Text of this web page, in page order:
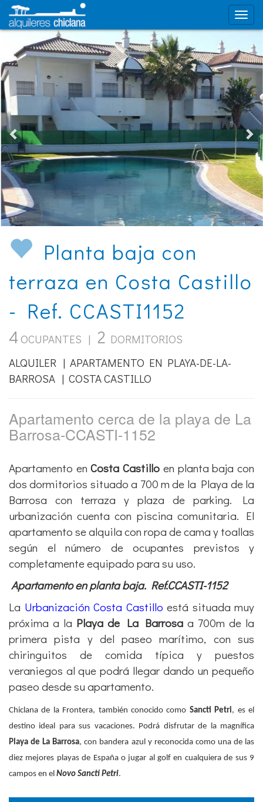
Planta baja con
terraza en Costa Castillo
- Ref. CCASTI1152
4 OCUPANTES | 2 DORMITORIOS
ALQUILER | APARTAMENTO EN PLAYA-DE-LA-
BARROSA | COSTA CASTILLO
Apartamento cerca de la playa de La
Barrosa-CCASTI-1152
Apartamento enCosta Castillo en planta baja con
dos dormitorios situado a 700 m de la Playa de la
Barrosa con terraza y plaza de parking. La
urbanización cuenta con piscina comunitaria. El
apartamento se alquila con ropa de cama y toallas
según el número de ocupantes previstos y
completamente equipado para su uso.
Apartamento en planta baja. Ref.CCASTI-1152
La Urbanización Costa Castillo está situada muy
próxima a la Playa de La Barrosaa 700m de la
primera pista y del paseo marítimo, con sus
chiringuitos de comida típica y puestos
veraniegos al que podrá llegar dando un pequeño
paseo desde su apartamento.
Chiclana de la Frontera, también conocido como Sancti Petri, es el
destino ideal para sus vacaciones. Podrá disfrutar de la magnífica
Playa de La Barrosa, con bandera azul y reconocida como una de las
diez mejores playas de España o jugar al golf en cualquiera de sus 9
campos en el Novo Sancti Petri.